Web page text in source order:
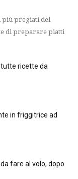
più pregiati del
di preparare piatti
tutte ricette da
in friggitrice ad
fare al volo, dopo